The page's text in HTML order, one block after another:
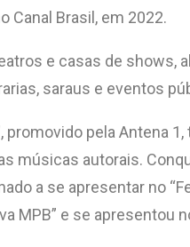
Canal Brasil, em 2022.
e casas de shows,
saraus e eventos
promovido pela Antena
músicas autorais.
a se apresentar no
MPB” e se apresentou